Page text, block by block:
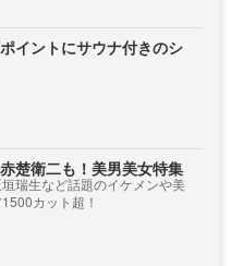
イントにサウナ付きのシ
楚衛二も！美男美女特集
瑞生など話題のイケメンや美
カット超！